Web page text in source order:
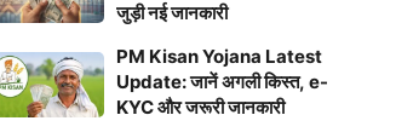
जुड़ी नई जानकारी
PM Kisan Yojana Latest
Update: जानें अगली किस्त, e-
KYC और जरूरी जानकारी